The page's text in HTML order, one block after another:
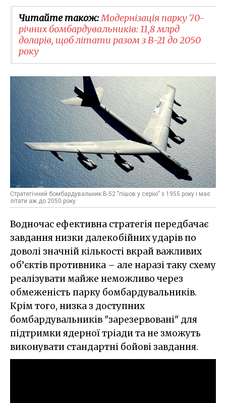
Читайте також:Модернізація парку 70-
річних бомбардувальників: 11,8 млрд
доларів, щоб літати разом з B-21 до 2050
року
Стратегічний бомбардувальник B-52 "пішов у серію" з 1955 року і має
літати аж до 2050 року
Водночас ефективна стратегія передбачає
завдання низки далекобійних ударів по
доволі значній кількості вкрай важливих
об’єктів противника – але наразі таку схему
реалізувати майже неможливо через
обмеженість парку бомбардувальників.
Крім того, низка з доступних
бомбардувальників "зарезервовані" для
підтримки ядерної тріади та не зможуть
виконувати стандартні бойові завдання.